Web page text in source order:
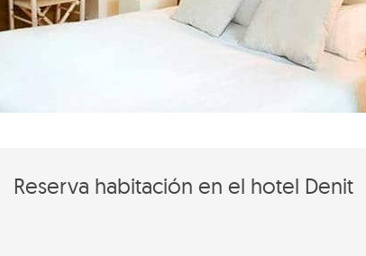
Reserva habitación en el hotel Denit